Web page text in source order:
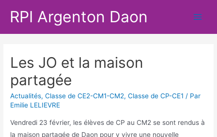
RPI Argenton Daon
Les JO et la maison
partagée
Actualités,Classe de CE2-CM1-CM2,Classe de CP-CE1 / Par
Emilie LELIEVRE
Vendredi 23 février, les élèves de CP au CM2 se sont rendus à
la maison partagée de Daon pour y vivre une nouvelle